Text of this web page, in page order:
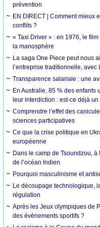
prévention
EN DIRECT | Comment mieux
conflits ?
« Taxi Driver » : en 1976, le
la manosphère
La saga One Piece peut nous
l’entreprise traditionnelle,
Transparence salariale : une
En Australie, 85 % des enfants
leur interdiction : est-ce déjà un
Comprendre l’effet des
sciences participatives
Ce que la crise politique en
européenne
Dans le camp de Tsoundzou,
de l’océan Indien
Pourquoi masculinisme et
Le découpage technologique,
régulation
Après les Jeux olympiques de
des évènements sportifs ?